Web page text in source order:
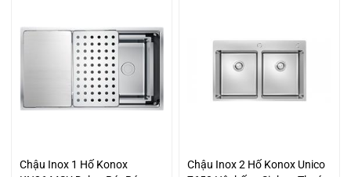
Chậu Inox 1 Hố Konox
Chậu Inox 2 Hố Konox Unico